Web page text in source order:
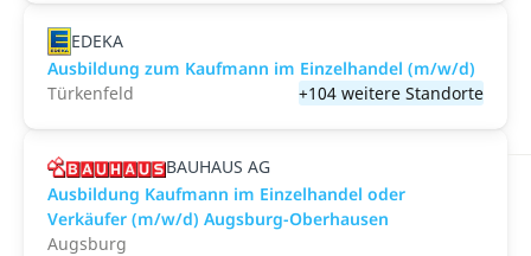
EDEKA
Ausbildung zum Kaufmann im Einzelhandel (m/w/d)
Türkenfeld
+104 weitere Standorte
BAUHAUS AG
Ausbildung Kaufmann im Einzelhandel oder
Verkäufer (m/w/d) Augsburg-Oberhausen
Augsburg